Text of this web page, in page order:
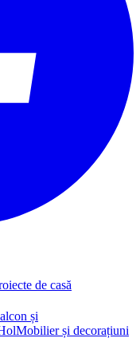
de casă
și
Mobilier și decorațiuni